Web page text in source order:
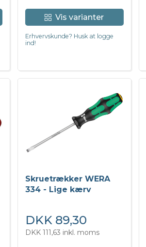
Vis varianter
Erhvervskunde? Husk at logge
ind!
Skruetrækker WERA
334 - Lige kærv
DKK 89,30
DKK 111,63 inkl. moms